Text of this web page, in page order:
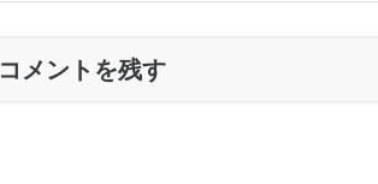
コメントを残す